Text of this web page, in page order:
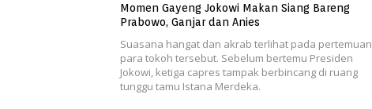
Momen Gayeng Jokowi Makan Siang Bareng
Prabowo, Ganjar dan Anies
Suasana hangat dan akrab terlihat pada pertemuan
para tokoh tersebut. Sebelum bertemu Presiden
Jokowi, ketiga capres tampak berbincang di ruang
tunggu tamu Istana Merdeka.